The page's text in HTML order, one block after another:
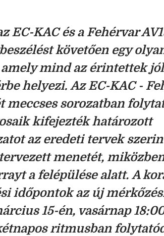
EC-KAC és a Fehérvar
követően egy
mind az érintettek
helyezi.Az EC-KAC -
meccses sorozatban
kifejezték határozott
az eredeti tervek
menetét,
a felépülése alatt.A
időpontok az új
15-én, vasárnap
ritmusban